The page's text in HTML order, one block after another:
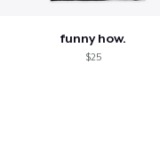
funny how.
$25